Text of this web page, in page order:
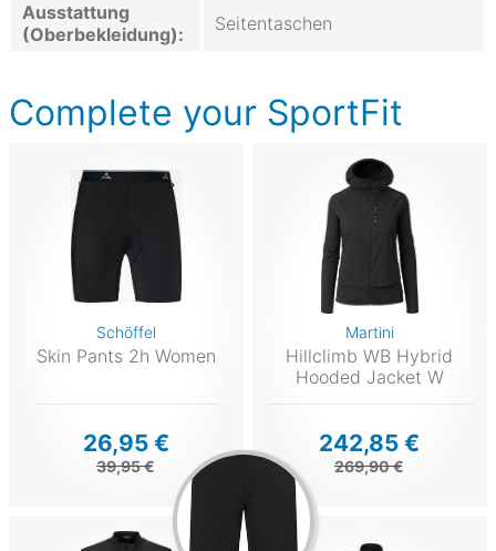
Ausstattung
(Oberbekleidung):
Seitentaschen
Complete your SportFit
Schöffel
Skin Pants 2h Women
26,95 €
39,95 €
Martini
Hillclimb WB Hybrid
Hooded Jacket W
242,85 €
269,90 €